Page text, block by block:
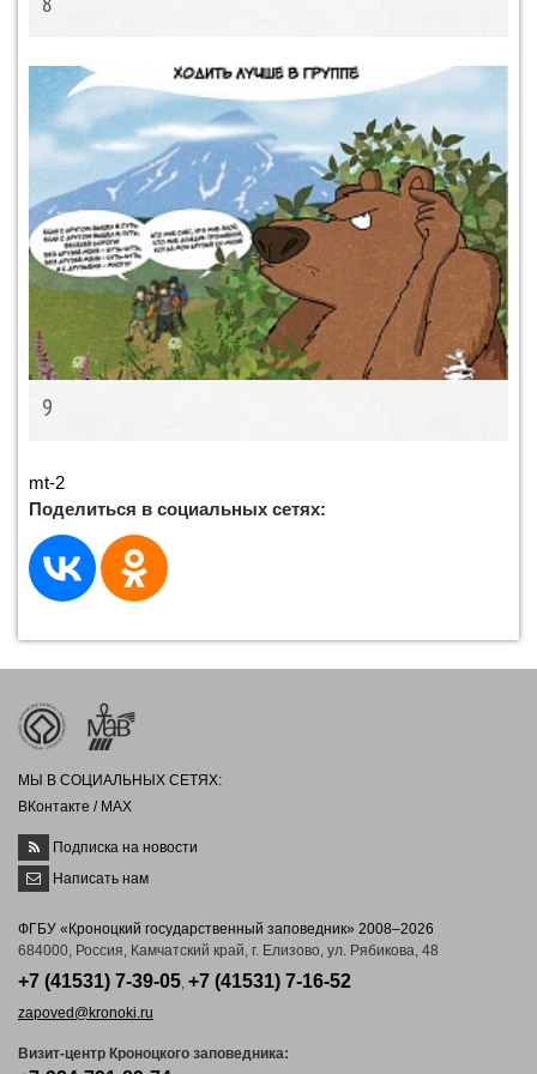
9
mt-2
Поделиться в социальных сетях:
МЫ В СОЦИАЛЬНЫХ СЕТЯХ:
ВКонтакте / MAX
Подписка на новости
Написать нам
ФГБУ «Кроноцкий государственный заповедник» 2008–2026
684000, Россия, Камчатский край, г. Елизово, ул. Рябикова, 48
+7 (41531) 7-39-05, +7 (41531) 7-16-52
zapoved@kronoki.ru
Визит-центр Кроноцкого заповедника: